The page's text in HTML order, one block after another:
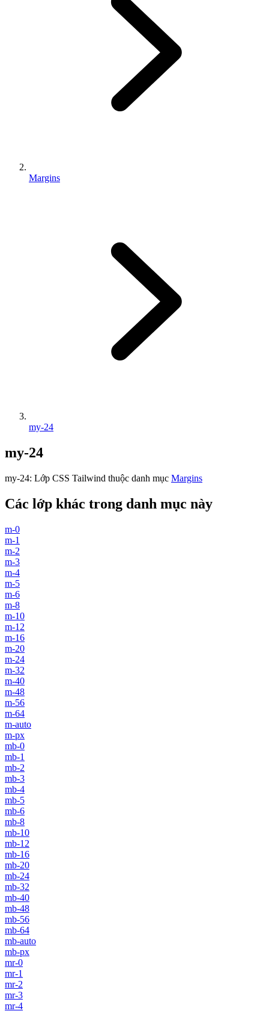
Margins
my-24
my-24
my-24: Lớp CSS Tailwind thuộc danh mục Margins
Các lớp khác trong danh mục này
m-0
m-1
m-2
m-3
m-4
m-5
m-6
m-8
m-10
m-12
m-16
m-20
m-24
m-32
m-40
m-48
m-56
m-64
m-auto
m-px
mb-0
mb-1
mb-2
mb-3
mb-4
mb-5
mb-6
mb-8
mb-10
mb-12
mb-16
mb-20
mb-24
mb-32
mb-40
mb-48
mb-56
mb-64
mb-auto
mb-px
mr-0
mr-1
mr-2
mr-3
mr-4